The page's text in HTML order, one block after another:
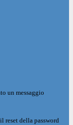
un messaggio
reset della password